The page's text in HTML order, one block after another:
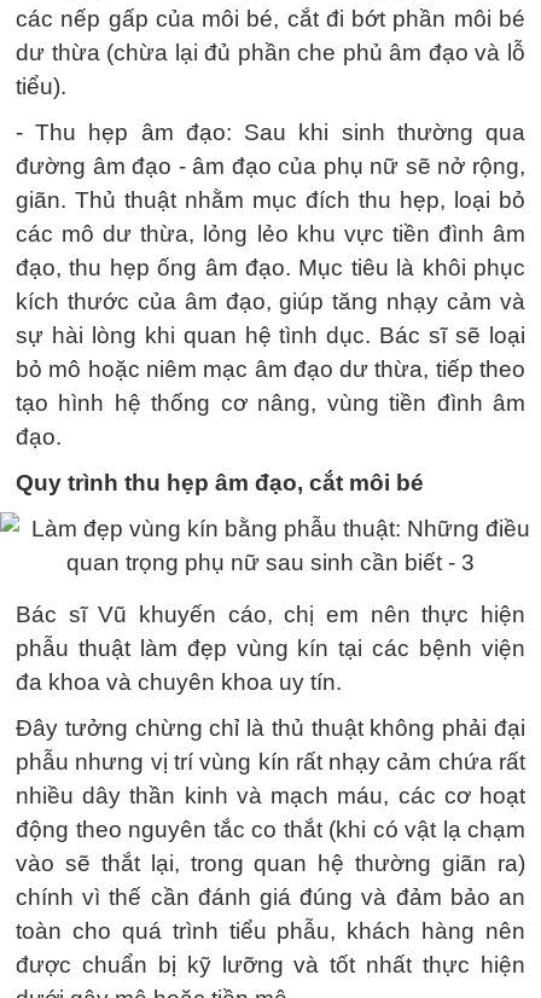
các nếp gấp của môi bé, cắt đi bớt phần môi bé
dư thừa (chừa lại đủ phần che phủ âm đạo và lỗ
tiểu).
- Thu hẹp âm đạo: Sau khi sinh thường qua
đường âm đạo - âm đạo của phụ nữ sẽ nở rộng,
giãn. Thủ thuật nhằm mục đích thu hẹp, loại bỏ
các mô dư thừa, lỏng lẻo khu vực tiền đình âm
đạo, thu hẹp ống âm đạo. Mục tiêu là khôi phục
kích thước của âm đạo, giúp tăng nhạy cảm và
sự hài lòng khi quan hệ tình dục. Bác sĩ sẽ loại
bỏ mô hoặc niêm mạc âm đạo dư thừa, tiếp theo
tạo hình hệ thống cơ nâng, vùng tiền đình âm
đạo.
Quy trình thu hẹp âm đạo, cắt môi bé
Bác sĩ Vũ khuyến cáo, chị em nên thực hiện
phẫu thuật làm đẹp vùng kín tại các bệnh viện
đa khoa và chuyên khoa uy tín.
Đây tưởng chừng chỉ là thủ thuật không phải đại
phẫu nhưng vị trí vùng kín rất nhạy cảm chứa rất
nhiều dây thần kinh và mạch máu, các cơ hoạt
động theo nguyên tắc co thắt (khi có vật lạ chạm
vào sẽ thắt lại, trong quan hệ thường giãn ra)
chính vì thế cần đánh giá đúng và đảm bảo an
toàn cho quá trình tiểu phẫu, khách hàng nên
được chuẩn bị kỹ lưỡng và tốt nhất thực hiện